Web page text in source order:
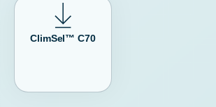
ClimSel™ C70